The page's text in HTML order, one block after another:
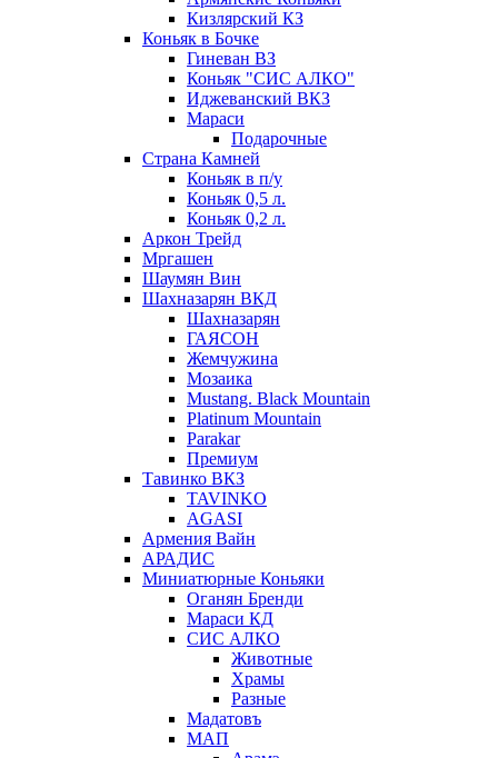
Кизлярский КЗ
Коньяк в Бочке
Гиневан ВЗ
Коньяк "СИС АЛКО"
Иджеванский ВКЗ
Мараси
Подарочные
Страна Камней
Коньяк в п/у
Коньяк 0,5 л.
Коньяк 0,2 л.
Аркон Трейд
Мргашен
Шаумян Вин
Шахназарян ВКД
Шахназарян
ГАЯСОН
Жемчужина
Мозаика
Mustang. Black Mountain
Platinum Mountain
Parakar
Премиум
Тавинко ВКЗ
TAVINKO
AGASI
Армения Вайн
АРАДИС
Миниатюрные Коньяки
Оганян Бренди
Мараси КД
СИС АЛКО
Животные
Храмы
Разные
Мадатовъ
МАП